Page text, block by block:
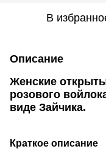
В
Описание
Женские
розового
виде Зайчика.
Краткое описание